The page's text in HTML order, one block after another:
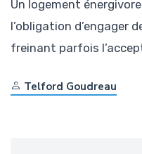
Un logement
l’obligation d’engager
freinant parfois
Telford Goudreau